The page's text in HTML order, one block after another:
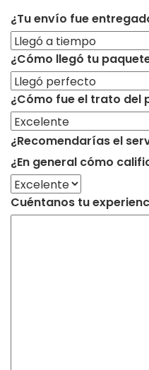
¿Tu envío fue
¿Cómo llegó tu
¿Cómo fue el trato del
¿Recomendarías el
¿En general cómo
Cuéntanos tu